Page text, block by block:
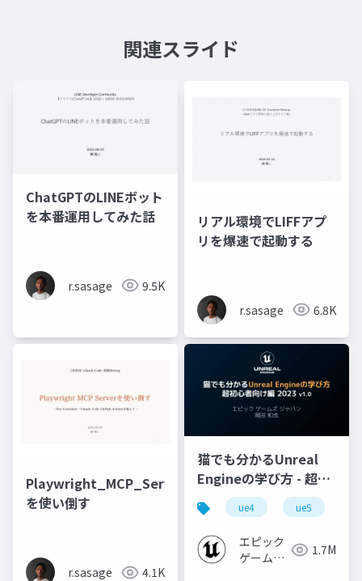
関連スライド
ChatGPTのLINEボット
を本番運用してみた話
r.sasage 9.5K
リアル環境でLIFFアプ
リを爆速で起動する
r.sasage 6.8K
Playwright_MCP_Server
を使い倒す
r.sasage 4.1K
猫でも分かるUnreal
Engineの学び方 - 超初
心者向け編 - 2023 v1.0
ue4 ue5
エピック
ゲームズ
1.7M